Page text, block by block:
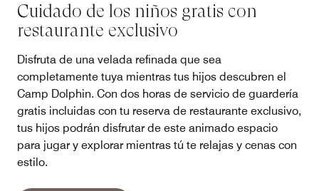
Cuidado de los niños gratis con
restaurante exclusivo
Disfruta de una velada refinada que sea
completamente tuya mientras tus hijos descubren el
Camp Dolphin. Con dos horas de servicio de guardería
gratis incluidas con tu reserva de restaurante exclusivo,
tus hijos podrán disfrutar de este animado espacio
para jugar y explorar mientras tú te relajas y cenas con
estilo.